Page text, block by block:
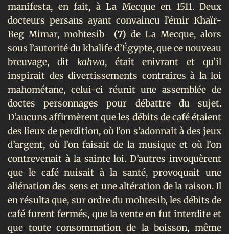
manifesta, en fait, à La Mecque en 1511. Deux
docteurs persans ayant convaincu l’émir Khaïr-
Beg Mimar, mohtesib (7) de La Mecque, alors
sous l’autorité du khalife d’Égypte, que ce nouveau
breuvage, dit kahwa, était enivrant et qu’il
inspirait des divertissements contraires à la loi
mahométane, celui-ci réunit une assemblée de
doctes personnages pour débattre du sujet.
D’aucuns affirmèrent que les débits de café étaient
des lieux de perdition, où l’on s’adonnait à des jeux
d’argent, où l’on faisait de la musique et où l’on
contrevenait à la sainte loi. D’autres invoquèrent
que le café nuisait à la santé, provoquait une
aliénation des sens et une altération de la raison. Il
en résulta que, sur ordre du mohtesib, les débits de
café furent fermés, que la vente en fut interdite et
que toute consommation de la boisson, même